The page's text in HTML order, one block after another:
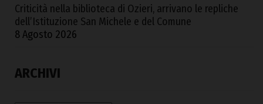
Criticità nella biblioteca di Ozieri, arrivano le repliche
dell’Istituzione San Michele e del Comune
8 Agosto 2026
ARCHIVI